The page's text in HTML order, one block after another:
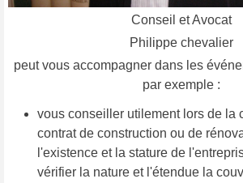
Conseil et Avocat
Philippe chevalier
peut vous accompagner dans les
par exemple :
vous conseiller utilement lors de la
contrat de construction ou de
l'existence et la stature de
vérifier la nature et l'étendue la